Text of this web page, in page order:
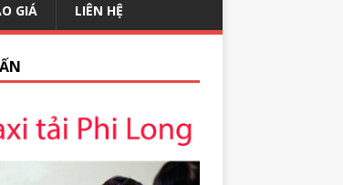
GIÁ LIÊN HỆ